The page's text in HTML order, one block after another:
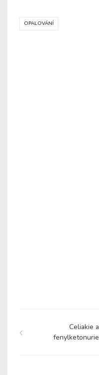
OPALOVÁNÍ
Celiakie a
fenylketonurie